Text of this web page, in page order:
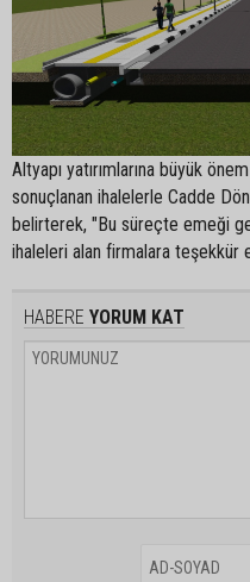
Altyapı yatırımlarına büyük
sonuçlanan ihalelerle Cadde
belirterek, "Bu süreçte emeği
ihaleleri alan firmalara teşekkür
HABERE YORUM KAT